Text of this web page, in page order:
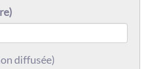
diffusée)